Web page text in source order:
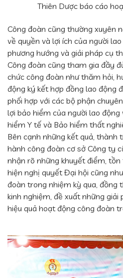
Thiên Dược báo cáo
Công đoàn cũng thường xuyên
về quyền và lợi ích của người
phương hướng và giải pháp cụ
Công đoàn cũng tham gia đầy
chức công đoàn như thăm hỏi,
động ký kết hợp đồng lao động
phối hợp với các bộ phận
lợi bảo hiểm của người lao động
hiểm Y tế và Bảo hiểm thất
Bên cạnh những kết quả, thành
hành công đoàn cơ sở Công ty
nhận rõ những khuyết điểm,
hiện nghị quyết Đại hội cũng
đoàn trong nhiệm kỳ qua, đồng
kinh nghiệm, đề xuất những giải
hiệu quả hoạt động công đoàn